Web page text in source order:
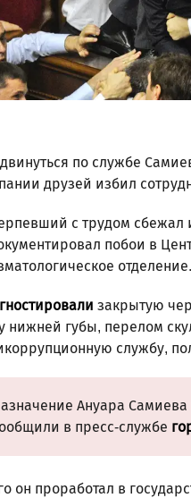
по службе
друзей избил
с трудом сбежал
побои в
отделение.
закрытую
нижней губы, перелом
службу,
Ануара
в пресс-службе
он проработал в